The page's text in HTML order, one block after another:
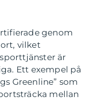
genom
vilket
är
Ett exempel på
Greenline” som
mellan